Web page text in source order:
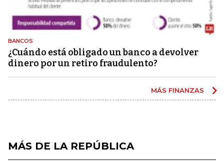
BANCOS
¿Cuándo está obligado un banco a devolver
dinero por un retiro fraudulento?
MÁS FINANZAS
MÁS DE LA REPÚBLICA